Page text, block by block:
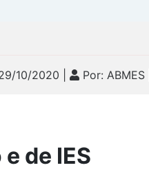
10/2020 | Por: ABMES |
de IES